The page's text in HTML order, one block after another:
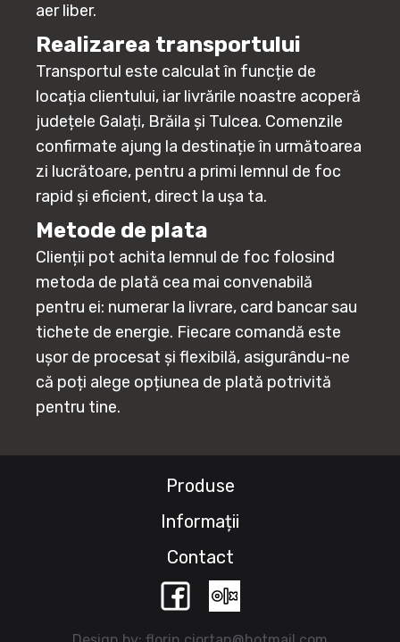
aer liber.
Realizarea transportului
Transportul este calculat în funcție de
locația clientului, iar livrările noastre acoperă
județele Galați, Brăila și Tulcea. Comenzile
confirmate ajung la destinație în următoarea
zi lucrătoare, pentru a primi lemnul de foc
rapid și eficient, direct la ușa ta.
Metode de plata
Clienții pot achita lemnul de foc folosind
metoda de plată cea mai convenabilă
pentru ei: numerar la livrare, card bancar sau
tichete de energie. Fiecare comandă este
ușor de procesat și flexibilă, asigurându-ne
că poți alege opțiunea de plată potrivită
pentru tine.
Produse
Informații
Contact